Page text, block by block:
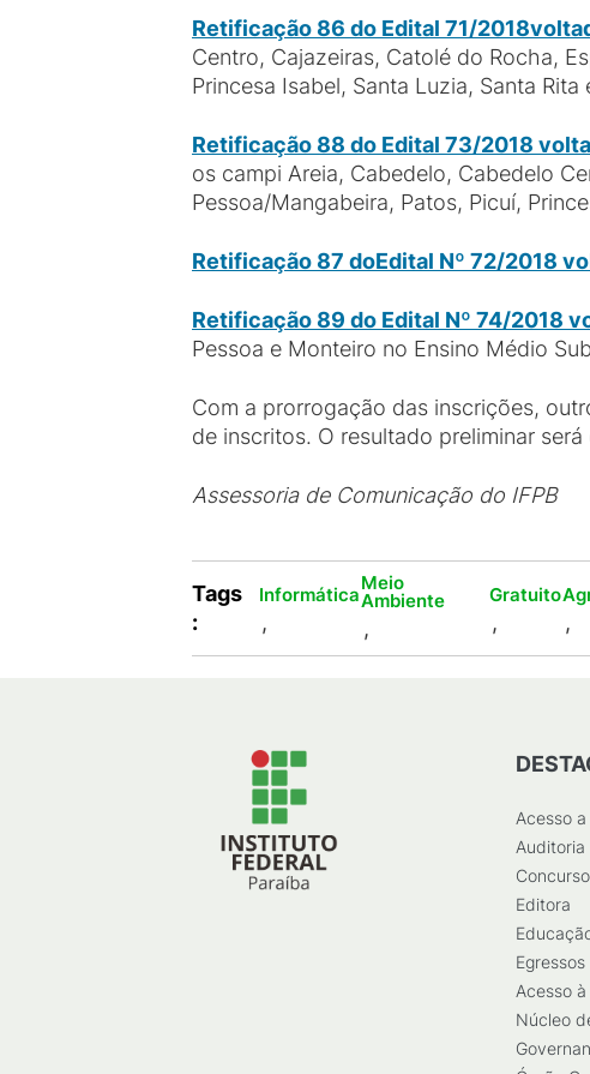
Retificação 86 do Edital 71/2018
Centro, Cajazeiras, Catolé do Rocha,
Princesa Isabel, Santa Luzia, Santa
Retificação 88 do Edital 73/2018
os campi Areia, Cabedelo, Cabedelo
Pessoa/Mangabeira, Patos, Picuí,
Retificação 87 doEdital Nº 72/2018
Retificação 89 do Edital Nº 74/2018
Pessoa e Monteiro no Ensino Médio
Com a prorrogação das inscrições,
de inscritos. O resultado preliminar
Assessoria de Comunicação do IFPB
Tags
:
Informática
,
Meio
Ambiente
,
Gratuito
, ,
Acesso
Auditoria
Editora
Egressos
Acesso
Núcleo